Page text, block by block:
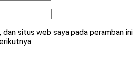
dan situs web saya pada peramban ini